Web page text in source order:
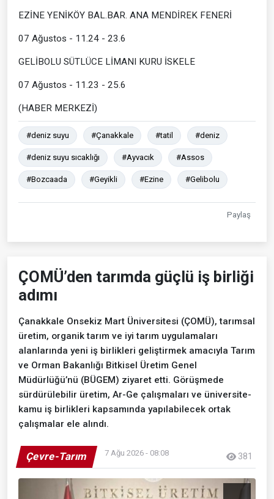
EZİNE YENİKÖY BAL.BAR. ANA MENDİREK FENERİ
07 Ağustos - 11.24 - 23.6
GELİBOLU SÜTLÜCE LİMANI KURU İSKELE
07 Ağustos - 11.23 - 25.6
(HABER MERKEZİ)
#deniz suyu #Çanakkale #tatil #deniz
#deniz suyu sıcaklığı #Ayvacık #Assos
#Bozcaada #Geyikli #Ezine #Gelibolu
Paylaş
ÇOMÜ’den tarımda güçlü iş birliği
adımı
Çanakkale Onsekiz Mart Üniversitesi (ÇOMÜ), tarımsal
üretim, organik tarım ve iyi tarım uygulamaları
alanlarında yeni iş birlikleri geliştirmek amacıyla Tarım
ve Orman Bakanlığı Bitkisel Üretim Genel
Müdürlüğü’nü (BÜGEM) ziyaret etti. Görüşmede
sürdürülebilir üretim, Ar-Ge çalışmaları ve üniversite-
kamu iş birlikleri kapsamında yapılabilecek ortak
çalışmalar ele alındı.
Çevre-Tarım 7 Ağu 2026 - 08:08 381